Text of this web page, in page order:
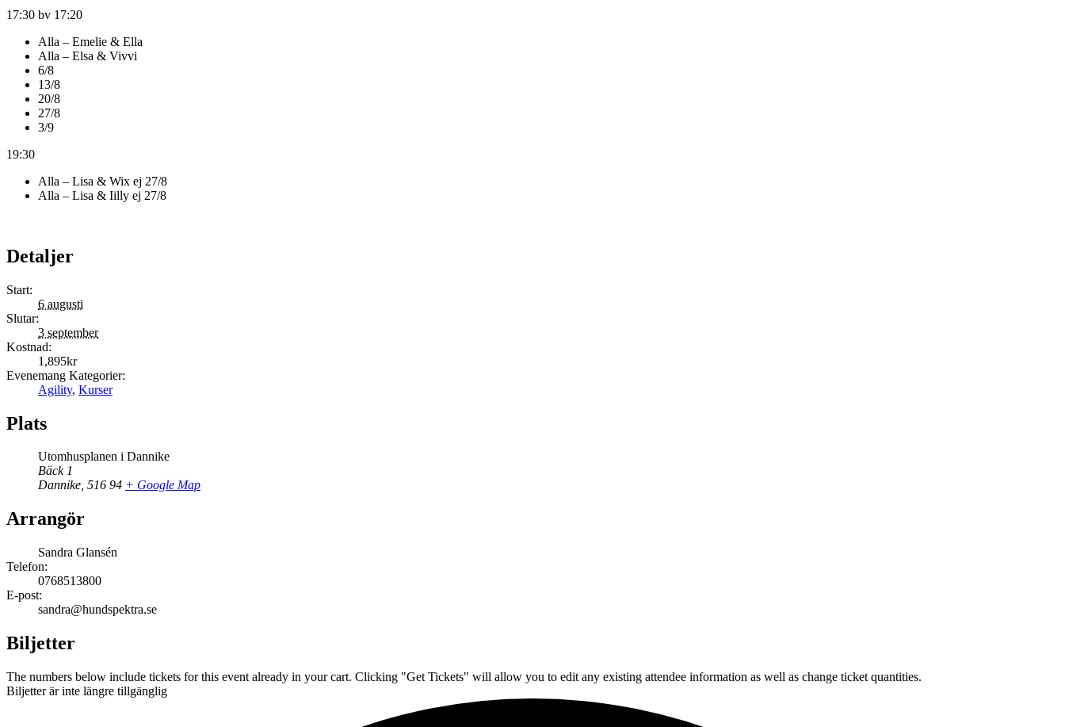
17:30 bv 17:20
Alla – Emelie & Ella
Alla – Elsa & Vivvi
6/8
13/8
20/8
27/8
3/9
19:30
Alla – Lisa & Wix ej 27/8
Alla – Lisa & Iilly ej 27/8
Detaljer
Start:
6 augusti
Slutar:
3 september
Kostnad:
1,895kr
Evenemang Kategorier:
Agility, Kurser
Plats
Utomhusplanen i Dannike
Bäck 1
Dannike, 516 94 + Google Map
Arrangör
Sandra Glansén
Telefon:
0768513800
E-post:
sandra@hundspektra.se
Biljetter
The numbers below include tickets for this event already in your cart. Clicking "Get Tickets" will allow you to edit any existing attendee information as well as change ticket quantities.
Biljetter är inte längre tillgänglig